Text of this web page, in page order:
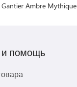
Ambre Mythique
помощь